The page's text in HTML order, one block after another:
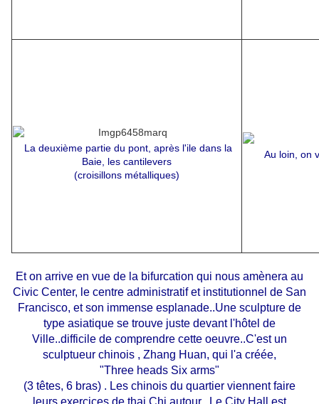
La deuxième partie du pont, après l'ile dans la
Baie, les cantilevers
(croisillons métalliques)
Au loin, on
Et on arrive en vue de la bifurcation qui nous amènera au
Civic Center, le centre administratif et institutionnel de San
Francisco, et son immense esplanade..Une sculpture de
type asiatique se trouve juste devant l'hôtel de
Ville..difficile de comprendre cette oeuvre..C'est un
sculptueur chinois , Zhang Huan, qui l'a créée,
"Three heads Six arms"
(3 têtes, 6 bras) . Les chinois du quartier viennent faire